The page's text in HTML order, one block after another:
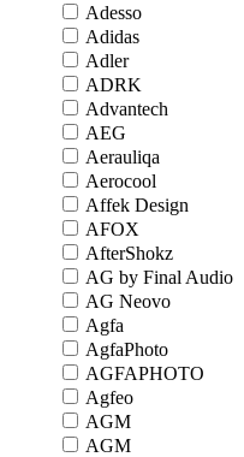
Adesso
Adidas
Adler
ADRK
Advantech
AEG
Aerauliqa
Aerocool
Affek Design
AFOX
AfterShokz
AG by Final Audio
AG Neovo
Agfa
AgfaPhoto
AGFAPHOTO
Agfeo
AGM
AGM